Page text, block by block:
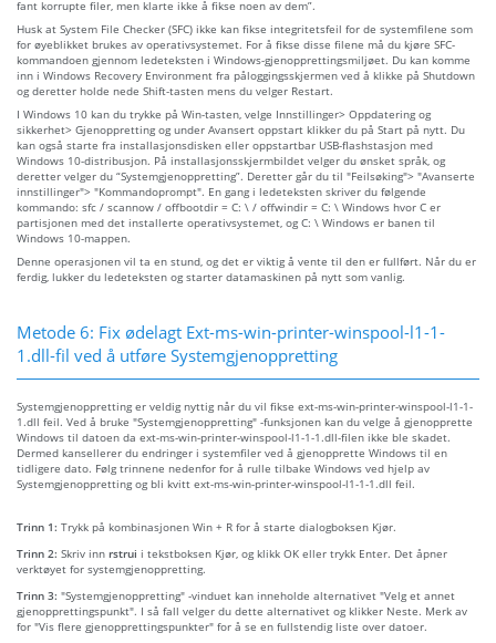
fant korrupte filer, men klarte ikke å fikse noen av dem”.
Husk at System File Checker (SFC) ikke kan fikse integritetsfeil for de systemfilene som
for øyeblikket brukes av operativsystemet. For å fikse disse filene må du kjøre SFC-
kommandoen gjennom ledeteksten i Windows-gjenopprettingsmiljøet. Du kan komme
inn i Windows Recovery Environment fra påloggingsskjermen ved å klikke på Shutdown
og deretter holde nede Shift-tasten mens du velger Restart.
I Windows 10 kan du trykke på Win-tasten, velge Innstillinger> Oppdatering og
sikkerhet> Gjenoppretting og under Avansert oppstart klikker du på Start på nytt. Du
kan også starte fra installasjonsdisken eller oppstartbar USB-flashstasjon med
Windows 10-distribusjon. På installasjonsskjermbildet velger du ønsket språk, og
deretter velger du “Systemgjenoppretting”. Deretter går du til "Feilsøking"> "Avanserte
innstillinger"> "Kommandoprompt". En gang i ledeteksten skriver du følgende
kommando: sfc / scannow / offbootdir = C: \ / offwindir = C: \ Windows hvor C er
partisjonen med det installerte operativsystemet, og C: \ Windows er banen til
Windows 10-mappen.
Denne operasjonen vil ta en stund, og det er viktig å vente til den er fullført. Når du er
ferdig, lukker du ledeteksten og starter datamaskinen på nytt som vanlig.
Metode 6: Fix ødelagt Ext-ms-win-printer-winspool-l1-1-
1.dll-fil ved å utføre Systemgjenoppretting
Systemgjenoppretting er veldig nyttig når du vil fikse ext-ms-win-printer-winspool-l1-1-
1.dll feil. Ved å bruke "Systemgjenoppretting" -funksjonen kan du velge å gjenopprette
Windows til datoen da ext-ms-win-printer-winspool-l1-1-1.dll-filen ikke ble skadet.
Dermed kansellerer du endringer i systemfiler ved å gjenopprette Windows til en
tidligere dato. Følg trinnene nedenfor for å rulle tilbake Windows ved hjelp av
Systemgjenoppretting og bli kvitt ext-ms-win-printer-winspool-l1-1-1.dll feil.
Trinn 1: Trykk på kombinasjonen Win + R for å starte dialogboksen Kjør.
Trinn 2: Skriv inn rstrui i tekstboksen Kjør, og klikk OK eller trykk Enter. Det åpner
verktøyet for systemgjenoppretting.
Trinn 3: "Systemgjenoppretting" -vinduet kan inneholde alternativet "Velg et annet
gjenopprettingspunkt". I så fall velger du dette alternativet og klikker Neste. Merk av
for "Vis flere gjenopprettingspunkter" for å se en fullstendig liste over datoer.